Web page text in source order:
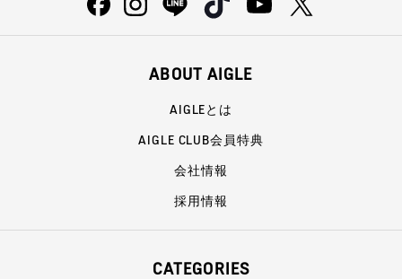
ABOUT AIGLE
AIGLEとは
AIGLE CLUB会員特典
会社情報
採用情報
CATEGORIES